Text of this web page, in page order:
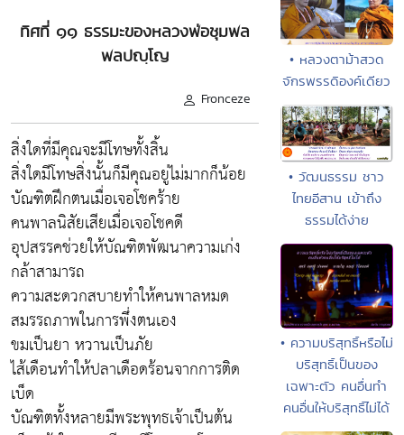
ทิศที่ ๑๑ ธรรมะของหลวงพ่อชุมพล
พลปญฺโญ
Fronceze
สิ่งใดที่มีคุณจะมีโทษทั้งสิ้น
สิ่งใดมีโทษสิ่งนั้นก็มีคุณอยู่ไม่มากก็น้อย
บัณฑิตฝึกตนเมื่อเจอโชคร้าย
คนพาลนิสัยเสียเมื่อเจอโชคดี
อุปสรรคช่วยให้บัณฑิตพัฒนาความเก่ง
กล้าสามารถ
ความสะดวกสบายทำให้คนพาลหมด
สมรรถภาพในการพึ่งตนเอง
ขมเป็นยา หวานเป็นภัย
ไส้เดือนทำให้ปลาเดือดร้อนจากการติด
เบ็ด
บัณฑิตทั้งหลายมีพระพุทธเจ้าเป็นต้น
• หลวงตาม้าสวด
จักรพรรดิองค์เดียว
• วัฒนธรรม ชาว
ไทยอีสาน เข้าถึง
ธรรมได้ง่าย
• ความบริสุทธิ์หรือไม่
บริสุทธิ์เป็นของ
เฉพาะตัว คนอื่นทำ
คนอื่นให้บริสุทธิ์ไม่ได้